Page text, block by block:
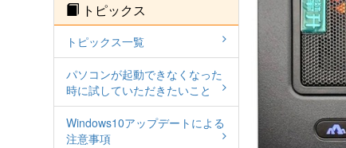
トピックス
トピックス一覧
パソコンが起動できなくなった
時に試していただきたいこと
Windows10アップデートによる
注意事項